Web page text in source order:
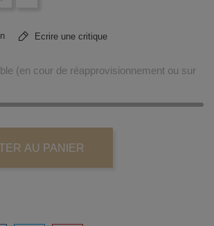
Ecrire une critique
(en cour de réapprovisionnement ou sur
AU PANIER